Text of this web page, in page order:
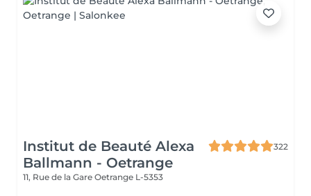
Institut de Beauté Alexa
Ballmann - Oetrange
322
11, Rue de la Gare Oetrange L-5353